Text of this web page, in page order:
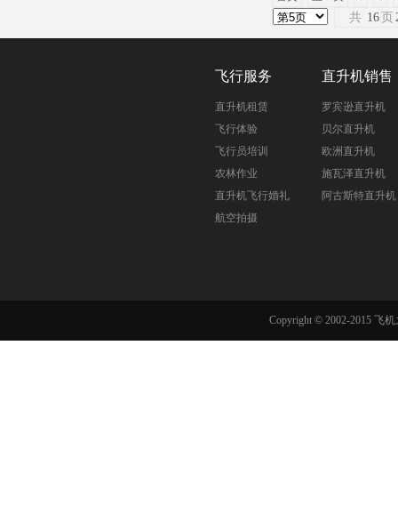
共 16 页
飞行服务
直升机租赁
飞行体验
飞行员培训
农林作业
直升机飞行婚礼
航空拍摄
直升机销售
罗宾逊直升机
贝尔直升机
欧洲直升机
施瓦泽直升机
阿古斯特直升机
Copyright © 2002-2015 飞